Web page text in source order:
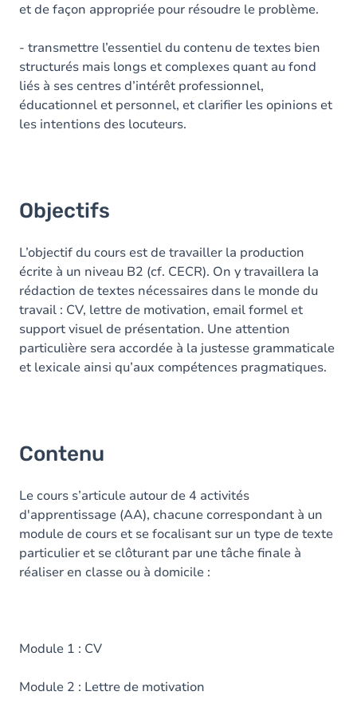
et de façon appropriée pour résoudre le problème.
- transmettre l’essentiel du contenu de textes bien
structurés mais longs et complexes quant au fond
liés à ses centres d’intérêt professionnel,
éducationnel et personnel, et clarifier les opinions et
les intentions des locuteurs.
Objectifs
L’objectif du cours est de travailler la production
écrite à un niveau B2 (cf. CECR). On y travaillera la
rédaction de textes nécessaires dans le monde du
travail : CV, lettre de motivation, email formel et
support visuel de présentation. Une attention
particulière sera accordée à la justesse grammaticale
et lexicale ainsi qu’aux compétences pragmatiques.
Contenu
Le cours s’articule autour de 4 activités
d'apprentissage (AA), chacune correspondant à un
module de cours et se focalisant sur un type de texte
particulier et se clôturant par une tâche finale à
réaliser en classe ou à domicile :
Module 1 : CV
Module 2 : Lettre de motivation